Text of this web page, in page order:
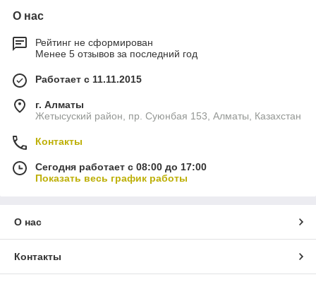
О нас
Рейтинг не сформирован
Менее 5 отзывов за последний год
Работает с 11.11.2015
г. Алматы
Жетысуский район, пр. Суюнбая 153, Алматы, Казахстан
Контакты
Сегодня работает с 08:00 до 17:00
Показать весь график работы
О нас
Контакты